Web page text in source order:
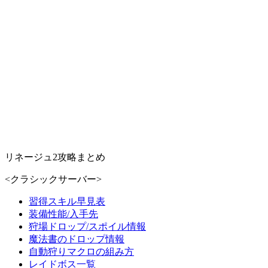
リネージュ2攻略まとめ
<クラシックサーバー>
習得スキル早見表
装備性能/入手先
狩場ドロップ/スポイル情報
魔法書のドロップ情報
自動狩りマクロの組み方
レイドボス一覧